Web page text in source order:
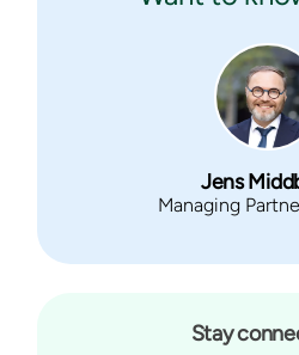
Jens
Managing
Stay